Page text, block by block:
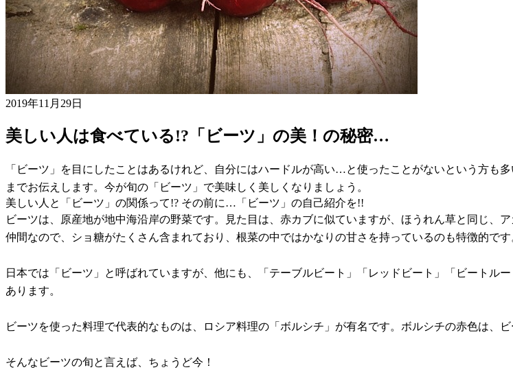
2019年11月29日
美しい人は食べている!?「ビーツ」の美！の秘密…
「ビーツ」を目にしたことはあるけれど、自分にはハードルが高い…と使ったことがないという方も
までお伝えします。今が旬の「ビーツ」で美味しく美しくなりましょう。
美しい人と「ビーツ」の関係って!? その前に…「ビーツ」の自己紹介を!!
ビーツは、原産地が地中海沿岸の野菜です。見た目は、赤カブに似ていますが、ほうれん草と同じ、
仲間なので、ショ糖がたくさん含まれており、根菜の中ではかなりの甘さを持っているのも特徴的です
日本では「ビーツ」と呼ばれていますが、他にも、「テーブルビート」「レッドビート」「ビートル
あります。
ビーツを使った料理で代表的なものは、ロシア料理の「ボルシチ」が有名です。ボルシチの赤色は、
そんなビーツの旬と言えば、ちょうど今！